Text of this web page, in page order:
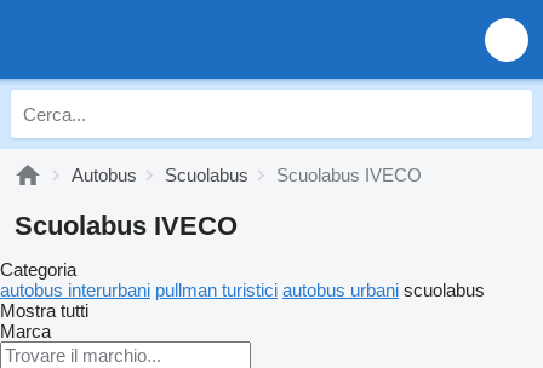
Autobus Scuolabus Scuolabus IVECO
Scuolabus IVECO
Categoria
autobus interurbani pullman turistici autobus urbani scuolabus
Mostra tutti
Marca